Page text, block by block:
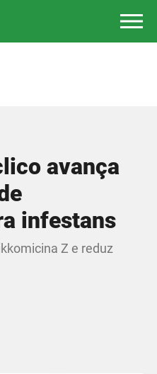
avança
infestans
Z e reduz